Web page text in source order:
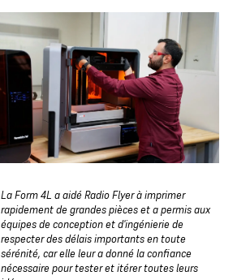
La Form 4L a aidé Radio Flyer à imprimer
rapidement de grandes pièces et a permis aux
équipes de conception et d'ingénierie de
respecter des délais importants en toute
sérénité, car elle leur a donné la confiance
nécessaire pour tester et itérer toutes leurs